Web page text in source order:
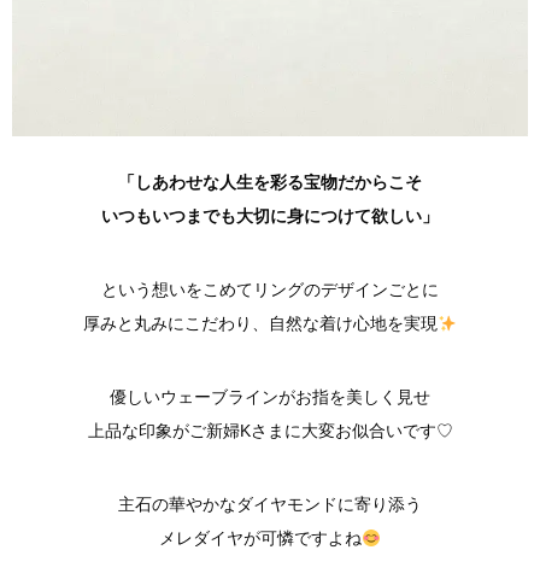
「しあわせな人生を彩る宝物だからこそ
いつもいつまでも大切に身につけて欲しい」
という想いをこめてリングのデザインごとに
厚みと丸みにこだわり、自然な着け心地を実現
優しいウェーブラインがお指を美しく見せ
上品な印象がご新婦Kさまに大変お似合いです♡
主石の華やかなダイヤモンドに寄り添う
メレダイヤが可憐ですよね